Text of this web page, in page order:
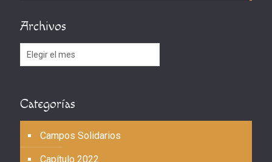
Archivos
Archivos
Categorías
Campos Solidarios
Capítulo 2022